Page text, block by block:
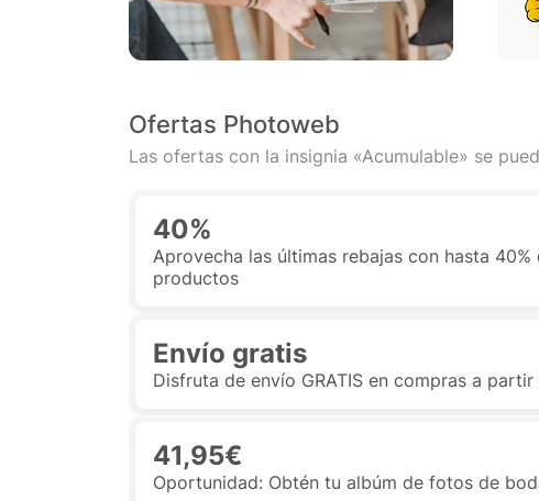
Ofertas Photoweb
Las ofertas con la insignia «Acumulable» se
40%
Aprovecha las últimas rebajas con hasta
productos
Envío gratis
Disfruta de envío GRATIS en compras a
41,95€
Oportunidad: Obtén tu albúm de fotos de